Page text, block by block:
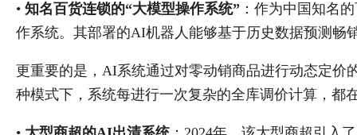
• 知名百货连锁的“大模型操作系统” ：作为中国知名
作系统。其部署的AI机器人能够基于历史数据预测畅
更重要的是，AI系统通过对零动销商品进行动态定价
种模式下，系统每进行一次复杂的全库调价计算，都